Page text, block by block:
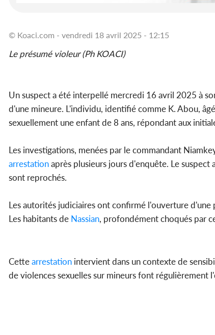
© Koaci.com - vendredi 18 avril 2025 - 12:15
Le présumé violeur (Ph KOACI)
Un suspect a été interpellé mercredi 16 avril 2025 à
d'une mineure. L'individu, identifié comme K. Abou,
sexuellement une enfant de 8 ans, répondant aux
Les investigations, menées par le commandant
arrestationaprès plusieurs jours d'enquête. Le
sont reprochés.
Les autorités judiciaires ont confirmé l'ouverture
Les habitants de Nassian, profondément choqués par
Cettearrestation intervient dans un contexte de
de violences sexuelles sur mineurs font